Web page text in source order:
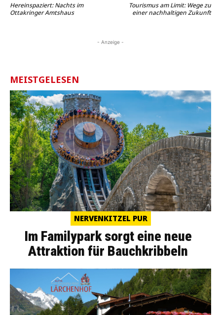
Hereinspaziert: Nachts im
Ottakringer Amtshaus
Tourismus am Limit: Wege zu
einer nachhaltigen Zukunft
- Anzeige -
MEISTGELESEN
NERVENKITZEL PUR
Im Familypark sorgt eine neue
Attraktion für Bauchkribbeln